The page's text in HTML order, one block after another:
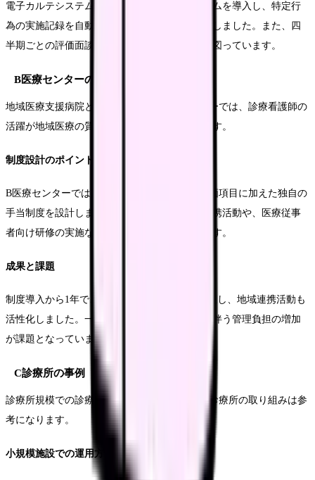
電子カルテシステムと連携した実績管理システムを導入し、特定行
為の実施記録を自動的に集計する仕組みを確立しました。また、四
半期ごとの評価面談を実施し、継続的な改善を図っています。
B医療センターの事例
地域医療支援病院として機能するB医療センターでは、診療看護師の
活躍が地域医療の質向上に大きく貢献しています。
制度設計のポイント
B医療センターでは、地域医療への貢献度を評価項目に加えた独自の
手当制度を設計しました。地域の診療所との連携活動や、医療従事
者向け研修の実施なども評価の対象としています。
成果と課題
制度導入から1年で、診療看護師の定着率が向上し、地域連携活動も
活性化しました。一方で、評価基準の細分化に伴う管理負担の増加
が課題となっています。
C診療所の事例
診療所規模での診療看護師の活用例として、C診療所の取り組みは参
考になります。
小規模施設での運用方法